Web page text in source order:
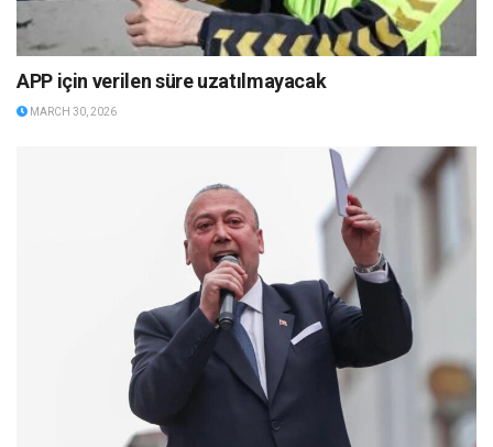
APP için verilen süre uzatılmayacak
MARCH 30, 2026